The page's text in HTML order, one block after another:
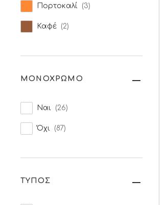
Πορτοκαλί (3)
Καφέ (2)
ΜΟΝΟΧΡΩΜΟ
Ναι (26)
Όχι (87)
ΤΥΠΟΣ